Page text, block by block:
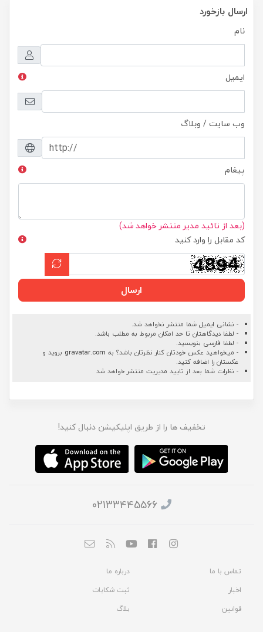
ارسال بازخورد
نام
ایمیل
وب سایت / وبلاگ
پیغام
(بعد از تائید مدیر منتشر خواهد شد)
کد مقابل را وارد کنید
ارسال
- نشانی ایمیل شما منتشر نخواهد شد.
- لطفا دیدگاهتان تا حد امکان مربوط به مطلب باشد.
- لطفا فارسی بنویسید.
- میخواهید عکس خودتان کنار نظرتان باشد؟ به gravatar.com بروید و
عکستان را اضافه کنید.
- نظرات شما بعد از تایید مدیریت منتشر خواهد شد
تخفیف ها را از طریق اپلیکیشن دنبال کنید!
02133445566
تماس با ما
درباره ما
اخبار
ثبت شکایات
قوانین
بلاگ